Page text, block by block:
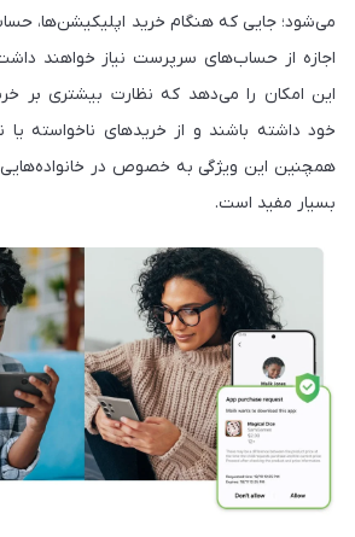
می‌شود؛ جایی که هنگام خرید اپلیکیشن‌ها،
اجازه از حساب‌های سرپرست نیاز خواهند
این امکان را می‌دهد که نظارت بیشتری بر
خود داشته باشند و از خریدهای ناخواسته یا
همچنین این ویژگی به خصوص در خانواده‌هایی
بسیار مفید است.